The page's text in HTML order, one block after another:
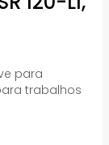
para
trabalhos